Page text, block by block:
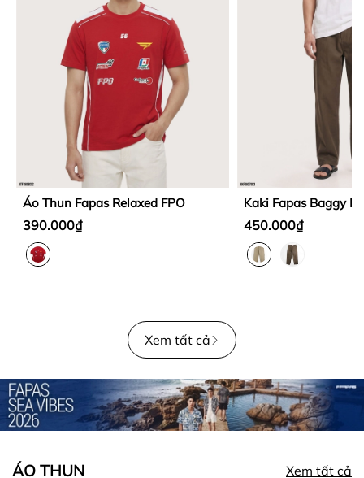
Áo Thun Fapas Relaxed FPO
390.000₫
Kaki Fapas Baggy
450.000₫
Xem tất cả
ÁO THUN Xem tất cả